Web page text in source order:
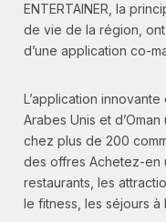
ENTERTAINER, la
de vie de la région,
d’une application co-
L’application
Arabes Unis et
chez plus de 200
des offres Achetez-en
restaurants, les
le fitness, les séjours à